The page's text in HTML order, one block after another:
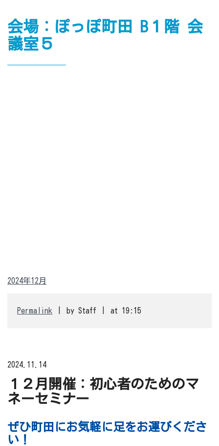
会場：ぽっぽ町田 B１階 会
議室５
2024年12月
Permalink by Staff at 19:15
2024.11.14
１２月開催：初心者のためのマ
ネーセミナー
ぜひ町田にお気軽に足をお運びくださ
い！